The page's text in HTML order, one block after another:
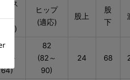
ウエス
(適応)
ヒップ
(適応)
股上
股
下
64
(58～
64)
82
(82～
90)
24 68